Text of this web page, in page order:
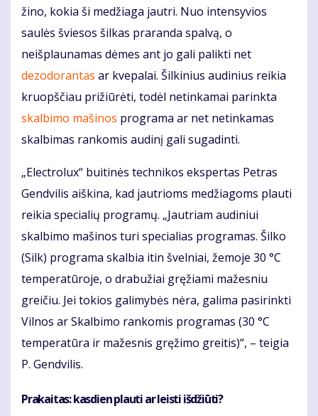
žino, kokia ši medžiaga jautri. Nuo intensyvios
saulės šviesos šilkas praranda spalvą, o
neišplaunamas dėmes ant jo gali palikti net
dezodorantas ar kvepalai. Šilkinius audinius reikia
kruopščiau prižiūrėti, todėl netinkamai parinkta
skalbimo mašinos programa ar net netinkamas
skalbimas rankomis audinį gali sugadinti.
„Electrolux“ buitinės technikos ekspertas Petras
Gendvilis aiškina, kad jautrioms medžiagoms plauti
reikia specialių programų. „Jautriam audiniui
skalbimo mašinos turi specialias programas. Šilko
(Silk) programa skalbia itin švelniai, žemoje 30 °C
temperatūroje, o drabužiai gręžiami mažesniu
greičiu. Jei tokios galimybės nėra, galima pasirinkti
Vilnos ar Skalbimo rankomis programas (30 °C
temperatūra ir mažesnis gręžimo greitis)“, – teigia
P. Gendvilis.
Prakaitas: kasdien plauti ar leisti išdžiūti?